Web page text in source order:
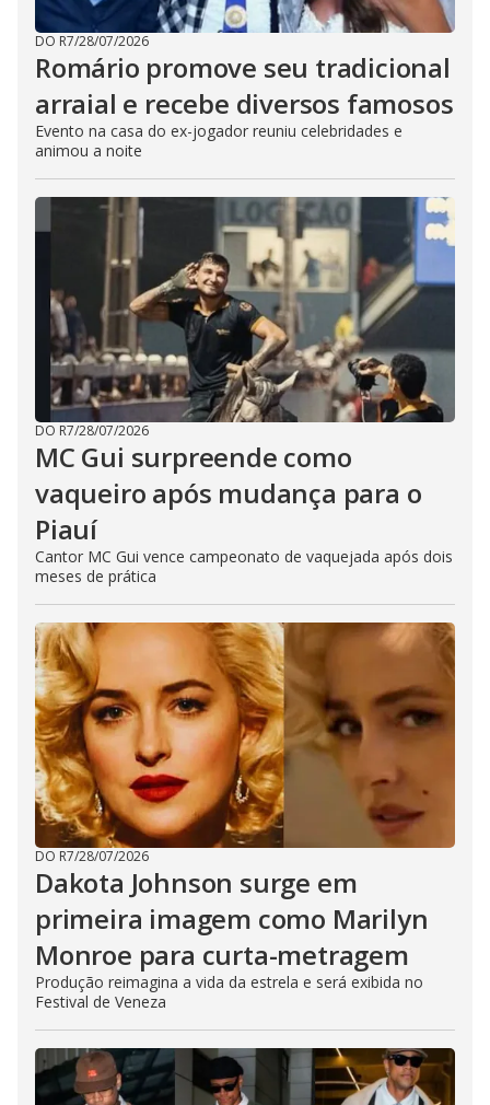
DO R7/28/07/2026
Romário promove seu tradicional
arraial e recebe diversos famosos
Evento na casa do ex-jogador reuniu celebridades e
animou a noite
DO R7/28/07/2026
MC Gui surpreende como
vaqueiro após mudança para o
Piauí
Cantor MC Gui vence campeonato de vaquejada após dois
meses de prática
DO R7/28/07/2026
Dakota Johnson surge em
primeira imagem como Marilyn
Monroe para curta-metragem
Produção reimagina a vida da estrela e será exibida no
Festival de Veneza